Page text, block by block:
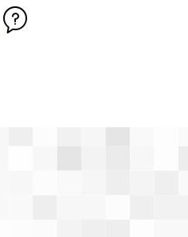
DES SCIENCES DE
Société Française des